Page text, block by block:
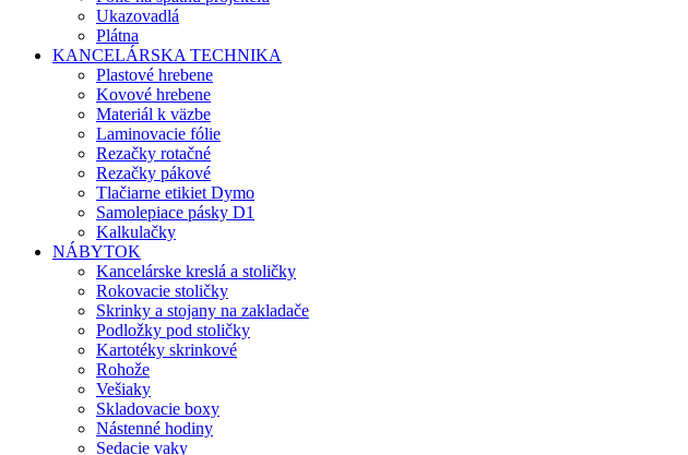
Ukazovadlá
Plátna
KANCELÁRSKA TECHNIKA
Plastové hrebene
Kovové hrebene
Materiál k väzbe
Laminovacie fólie
Rezačky rotačné
Rezačky pákové
Tlačiarne etikiet Dymo
Samolepiace pásky D1
Kalkulačky
NÁBYTOK
Kancelárske kreslá a stoličky
Rokovacie stoličky
Skrinky a stojany na zakladače
Podložky pod stoličky
Kartotéky skrinkové
Rohože
Vešiaky
Skladovacie boxy
Nástenné hodiny
Sedacie vaky